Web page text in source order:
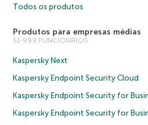
Todos os produtos
Produtos para empresas médias
51-999 FUNCIONRIOS
Kaspersky Next
Kaspersky Endpoint Security Cloud
Kaspersky Endpoint Security for
Kaspersky Endpoint Security for